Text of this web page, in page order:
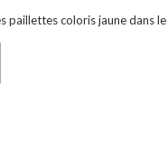
paillettes coloris jaune dans